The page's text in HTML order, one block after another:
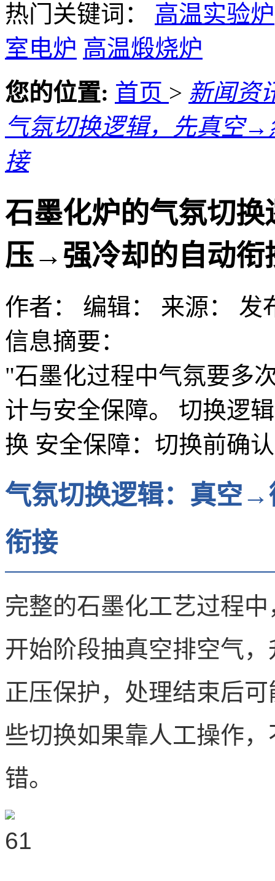
热门关键词： 高温实验炉
室电炉 高温煅烧炉
您的位置: 首页 > 新闻资
气氛切换逻辑，先真空
接
石墨化炉的气氛切
压→强冷却的自动衔
作者： 编辑： 来源： 发
信息摘要：
"石墨化过程中气氛要多
计与安全保障。 切换逻
换 安全保障：切换前确
气氛切换逻辑：真空
衔接
完整的石墨化工艺过程
开始阶段抽真空排空气
正压保护，处理结束后
些切换如果靠人工操作
错。